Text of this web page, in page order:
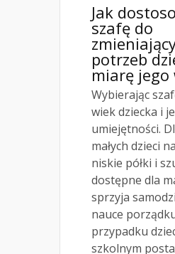
Jak
szafę do
potrzeb
miarę jego
Wybierając
wiek dziecka i
umiejętności.
małych dzieci
niskie półki i
dostępne dla
sprzyja
nauce
przypadku
szkolnym